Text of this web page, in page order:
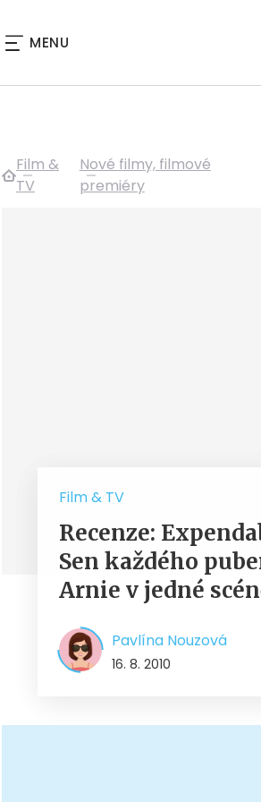
MENU
Film &
TV
Nové filmy, filmové
premiéry
Film & TV
Recenze:
Sen každého
Arnie v jedné
Pavlína Nouzová
16. 8. 2010